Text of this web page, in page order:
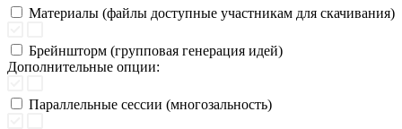
Материалы (файлы доступные участникам для скачивания)
Брейншторм (групповая генерация идей)
Дополнительные опции:
Параллельные сессии (многозальность)